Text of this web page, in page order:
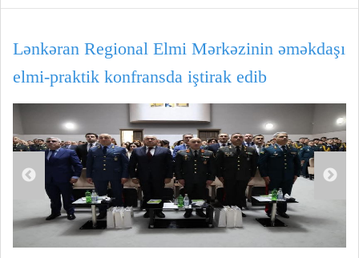
Lənkəran Regional Elmi Mərkəzinin əməkdaşı
elmi-praktik konfransda iştirak edib